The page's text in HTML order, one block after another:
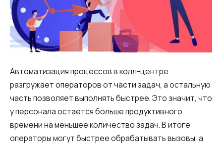
Автоматизация процессов в колл-центре
разгружает операторов от части задач, а остальную
часть позволяет выполнять быстрее. Это значит, что
у персонала остается больше продуктивного
времени на меньшее количество задач. В итоге
операторы могут быстрее обрабатывать вызовы, а